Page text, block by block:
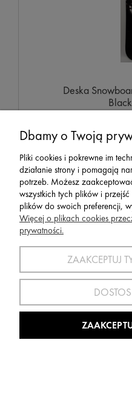
Deska
Cena
Najniższa
OBNIŻKA
Dbamy o Twoją
Pliki cookies i pokrewne im
działanie strony i pomagają
potrzeb. Możesz
wszystkich tych plików i
plików do swoich preferencji,
Więcej o plikach cookies
prywatności.
ZAAKCEPTUJ